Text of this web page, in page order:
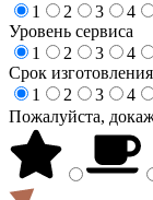
1
2 3 4
Уровень сервиса
1
2 3 4
Срок изготовления
1
2 3 4
Пожалуйста,